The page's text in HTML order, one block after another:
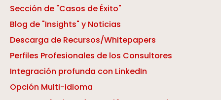
Sección de "Casos de Éxito"
Blog de "Insights" y Noticias
Descarga de Recursos/Whitepapers
Perfiles Profesionales de los Consultores
Integración profunda con LinkedIn
Opción Multi-idioma